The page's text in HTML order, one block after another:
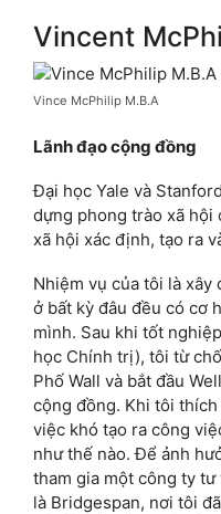
Vincent
Vince McPhilip M.B.A
Lãnh đạo cộng đồng
Đại học Yale và
dựng phong trào xã hội
xã hội xác định, tạo ra
Nhiệm vụ của tôi là xây
ở bất kỳ đâu đều có cơ
mình. Sau khi tốt
học Chính trị), tôi từ
Phố Wall và bắt đầu
cộng đồng. Khi tôi
việc khó tạo ra công
như thế nào. Để ảnh
tham gia một công ty tư
là Bridgespan, nơi tôi